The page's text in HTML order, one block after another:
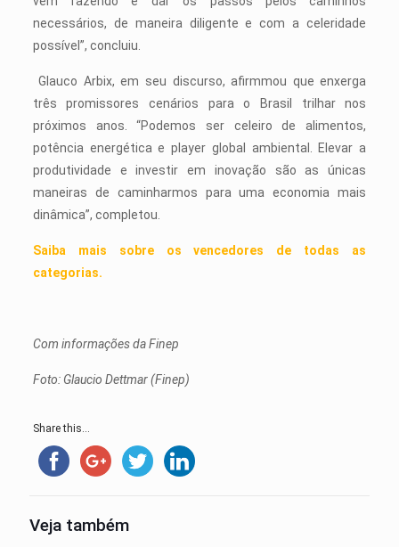
necessários, de maneira diligente e com a celeridade
possível”, concluiu.
Glauco Arbix, em seu discurso, afirmmou que enxerga
três promissores cenários para o Brasil trilhar nos
próximos anos. “Podemos ser celeiro de alimentos,
potência energética e player global ambiental. Elevar a
produtividade e investir em inovação são as únicas
maneiras de caminharmos para uma economia mais
dinâmica”, completou.
Saiba mais sobre os vencedores de todas as
categorias.
Com informações da Finep
Foto: Glaucio Dettmar (Finep)
Share this...
Veja também